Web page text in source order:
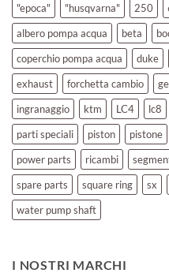
"epoca" "husqvarna" 250
albero pompa acqua
beta
coperchio pompa acqua
duke
exhaust
forchetta cambio
ingranaggio
ktm LC4 lc8
parti speciali
piston pistone
power parts
ricambi
spare parts
square ring sx
water pump shaft
I NOSTRI MARCHI